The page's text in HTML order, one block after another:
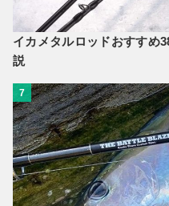
イカメタルロッドおすすめ
説
7